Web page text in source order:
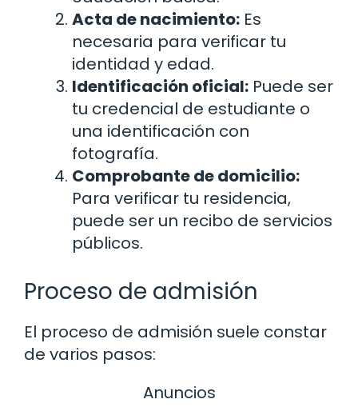
Acta de nacimiento: Es
necesaria para verificar tu
identidad y edad.
Identificación oficial: Puede ser
tu credencial de estudiante o
una identificación con
fotografía.
Comprobante de domicilio:
Para verificar tu residencia,
puede ser un recibo de servicios
públicos.
Proceso de admisión
El proceso de admisión suele constar
de varios pasos:
Anuncios